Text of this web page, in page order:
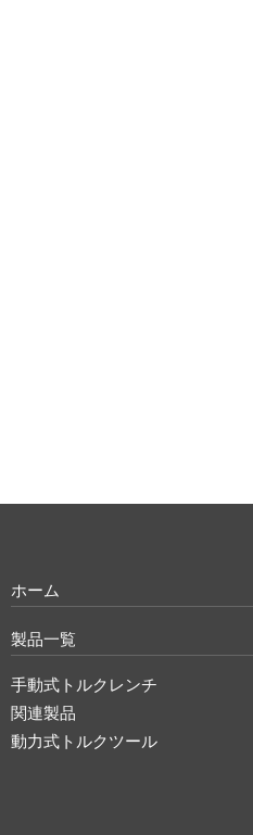
ホーム
製品一覧
手動式トルクレンチ
関連製品
動力式トルクツール